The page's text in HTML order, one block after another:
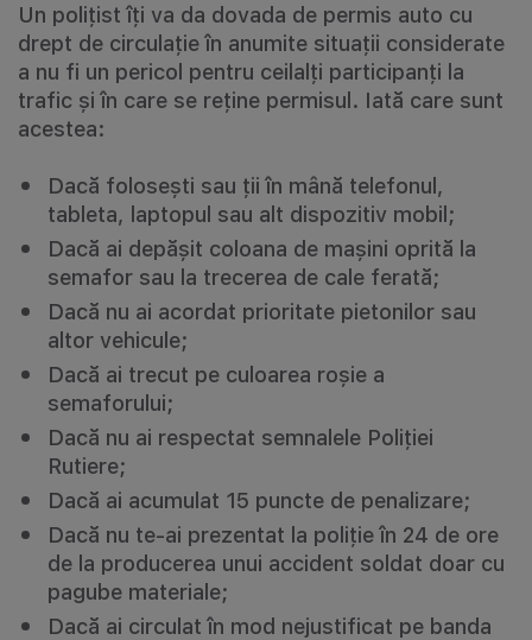
Un polițist îți va da dovada de permis auto cu
drept de circulație în anumite situații considerate
a nu fi un pericol pentru ceilalți participanți la
trafic și în care se reține permisul. Iată care sunt
acestea:
Dacă folosești sau ții în mână telefonul,
tableta, laptopul sau alt dispozitiv mobil;
Dacă ai depășit coloana de mașini oprită la
semafor sau la trecerea de cale ferată;
Dacă nu ai acordat prioritate pietonilor sau
altor vehicule;
Dacă ai trecut pe culoarea roșie a
semaforului;
Dacă nu ai respectat semnalele Poliției
Rutiere;
Dacă ai acumulat 15 puncte de penalizare;
Dacă nu te-ai prezentat la poliție în 24 de ore
de la producerea unui accident soldat doar cu
pagube materiale;
Dacă ai circulat în mod nejustificat pe banda